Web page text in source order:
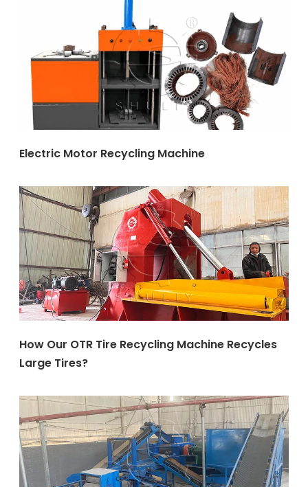
Electric Motor Recycling Machine
How Our OTR Tire Recycling Machine Recycles
Large Tires?